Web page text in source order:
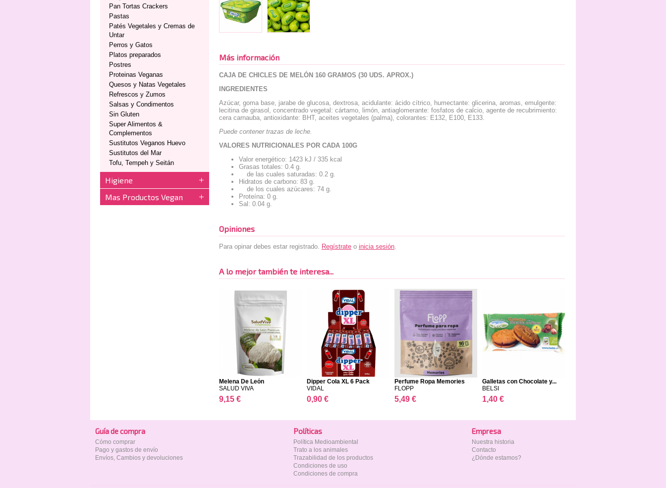
Pan Tortas Crackers
Pastas
Patés Vegetales y Cremas de
Untar
Perros y Gatos
Platos preparados
Postres
Proteinas Veganas
Quesos y Natas Vegetales
Refrescos y Zumos
Salsas y Condimentos
Sin Gluten
Super Alimentos &
Complementos
Sustitutos Veganos Huevo
Sustitutos del Mar
Tofu, Tempeh y Seitán
Higiene
Mas Productos Vegan
Más información
CAJA DE CHICLES DE MELÓN 160 GRAMOS (30 UDS. APROX.)
INGREDIENTES
Azúcar, goma base, jarabe de glucosa, dextrosa, acidulante: ácido cítrico, humectante: glicerina, aromas, emulgente:
lecitina de girasol, concentrado vegetal: cártamo, limón, antiaglomerante: fosfatos de calcio, agente de recubrimiento:
cera carnauba, antioxidante: BHT, aceites vegetales (palma), colorantes: E132, E100, E133.
Puede contener trazas de leche.
VALORES NUTRICIONALES POR CADA 100G
Valor energético: 1423 kJ / 335 kcal
Grasas totales: 0.4 g.
de las cuales saturadas: 0.2 g.
Hidratos de carbono: 83 g.
de los cuales azúcares: 74 g.
Proteína: 0 g.
Sal: 0.04 g.
Opiniones
Para opinar debes estar registrado. Regístrate o inicia sesión.
A lo mejor también te interesa...
Melena De León
SALUD VIVA
9,15 €
Dipper Cola XL 6 Pack
VIDAL
0,90 €
Perfume Ropa Memories
FL...
FLOPP
5,49 €
Galletas con Chocolate y...
BELSI
1,40 €
Guía de compra
Cómo comprar
Pago y gastos de envío
Envíos, Cambios y devoluciones
Polí­ticas
Política Medioambiental
Trato a los animales
Trazabilidad de los productos
Condiciones de uso
Condiciones de compra
Empresa
Nuestra historia
Contacto
¿Dónde estamos?